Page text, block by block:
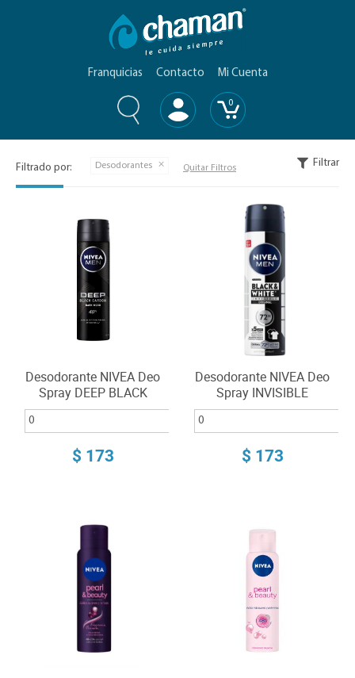
Franquicias Contacto Mi Cuenta
0
Filtrar
Filtrado por: Desodorantes Quitar Filtros
Desodorante NIVEA Deo
Spray DEEP BLACK
carbón 150ml
$ 173
Desodorante NIVEA Deo
Spray INVISIBLE
POWER 150ml
$ 173